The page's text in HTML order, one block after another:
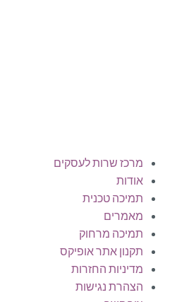
מרכז שרות לעסקים
אודות
תמיכה טכנית
מאמרים
תמיכה מרחוק
תקנון אתר אופיקס
מדיניות החזרות
הצהרת נגישות